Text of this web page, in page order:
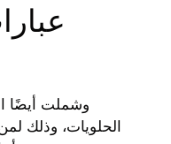
وشملت أيضًا
الحلويات، وذلك